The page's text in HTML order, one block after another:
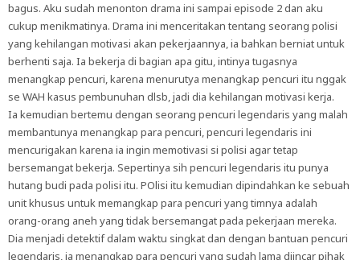
bagus. Aku sudah menonton drama ini sampai episode 2 dan aku
cukup menikmatinya. Drama ini menceritakan tentang seorang polisi
yang kehilangan motivasi akan pekerjaannya, ia bahkan berniat untuk
berhenti saja. Ia bekerja di bagian apa gitu, intinya tugasnya
menangkap pencuri, karena menurutya menangkap pencuri itu nggak
se WAH kasus pembunuhan dlsb, jadi dia kehilangan motivasi kerja.
Ia kemudian bertemu dengan seorang pencuri legendaris yang malah
membantunya menangkap para pencuri, pencuri legendaris ini
mencurigakan karena ia ingin memotivasi si polisi agar tetap
bersemangat bekerja. Sepertinya sih pencuri legendaris itu punya
hutang budi pada polisi itu. POlisi itu kemudian dipindahkan ke sebuah
unit khusus untuk memangkap para pencuri yang timnya adalah
orang-orang aneh yang tidak bersemangat pada pekerjaan mereka.
Dia menjadi detektif dalam waktu singkat dan dengan bantuan pencuri
legendaris, ia menangkap para pencuri yang sudah lama diincar pihak